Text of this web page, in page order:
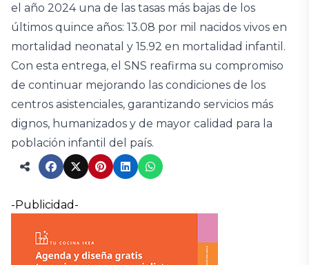
el año 2024 una de las tasas más bajas de los
últimos quince años: 13.08 por mil nacidos vivos en
mortalidad neonatal y 15.92 en mortalidad infantil.
Con esta entrega, el SNS reafirma su compromiso
de continuar mejorando las condiciones de los
centros asistenciales, garantizando servicios más
dignos, humanizados y de mayor calidad para la
población infantil del país.
-Publicidad-